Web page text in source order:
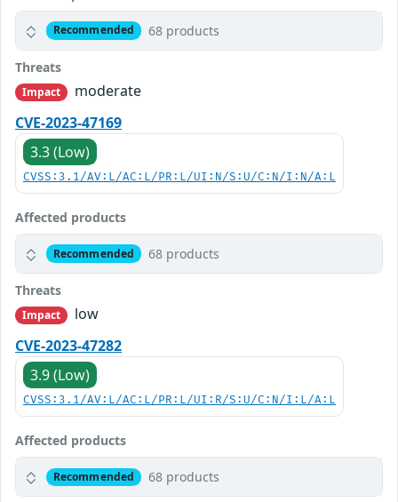
Recommended 68 products
Threats
Impact
moderate
CVE-2023-47169
3.3 (Low)
CVSS:3.1/AV:L/AC:L/PR:L/UI:N/S:U/C:N/I:N/A:L
Affected products
Recommended 68 products
Threats
Impact
low
CVE-2023-47282
3.9 (Low)
CVSS:3.1/AV:L/AC:L/PR:L/UI:R/S:U/C:N/I:L/A:L
Affected products
Recommended 68 products